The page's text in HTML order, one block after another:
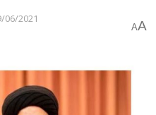
06/2021
AA